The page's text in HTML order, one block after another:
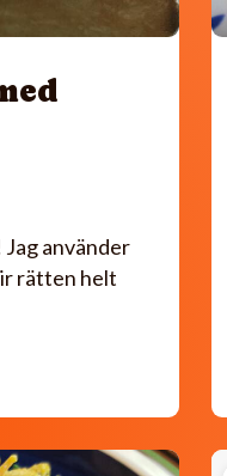
använder
rätten helt